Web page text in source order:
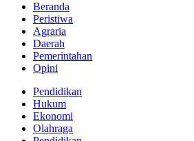
Beranda
Peristiwa
Agraria
Daerah
Pemerintahan
Opini
Pendidikan
Hukum
Ekonomi
Olahraga